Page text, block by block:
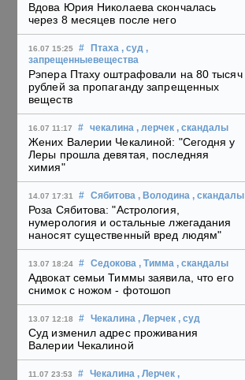
Вдова Юрия Николаева скончалась
через 8 месяцев после него
16.07 15:25 # Птаха , суд ,
запрещенныевещества
Рэпера Птаху оштрафовали на 80 тысяч
рублей за пропаганду запрещенных
веществ
16.07 11:17 # чекалина , лерчек , скандалы
Жених Валерии Чекалиной: "Сегодня у
Леры прошла девятая, последняя
химия"
14.07 17:31 # Сябитова , Володина , скандалы
Роза Сябитова: "Астрология,
нумерология и остальные лжегадания
наносят существенный вред людям"
13.07 18:24 # Седокова , Тимма , скандалы
Адвокат семьи Тиммы заявила, что его
снимок с ножом - фотошоп
13.07 12:18 # Чекалина , Лерчек , суд
Суд изменил адрес проживания
Валерии Чекалиной
11.07 23:53 # Чекалина , Лерчек ,